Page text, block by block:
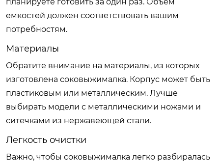
емкостей должен соответствовать вашим
потребностям.
Материалы
Обратите внимание на материалы, из которых
изготовлена соковыжималка. Корпус может быть
пластиковым или металлическим. Лучше
выбирать модели с металлическими ножами и
ситечками из нержавеющей стали.
Легкость очистки
Важно, чтобы соковыжималка легко разбиралась